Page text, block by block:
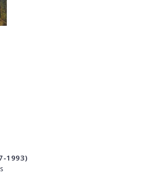
1993)